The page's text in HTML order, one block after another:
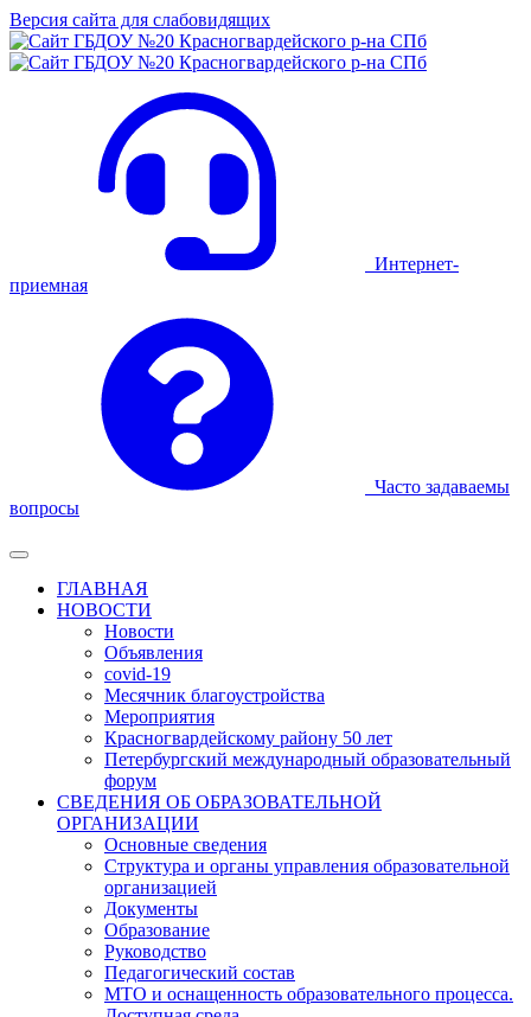
Версия сайта для слабовидящих
Интернет-
приемная
Часто задаваемы
вопросы
ГЛАВНАЯ
НОВОСТИ
Новости
Объявления
covid-19
Месячник благоустройства
Мероприятия
Красногвардейскому району 50 лет
Петербургский международный образовательный
форум
СВЕДЕНИЯ ОБ ОБРАЗОВАТЕЛЬНОЙ
ОРГАНИЗАЦИИ
Основные сведения
Структура и органы управления образовательной
организацией
Документы
Образование
Руководство
Педагогический состав
МТО и оснащенность образовательного процесса.